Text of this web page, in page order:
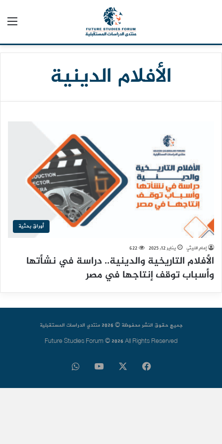
الأفلام الدينية
أوراق بحثية
إمام الليثي يناير 12, 2025 622
الأفلام التاريخية والدينية.. دراسة في نشأتها
وأسباب توقف إنتاجها في مصر
جميع حقوق النشر محفوظة © 2026 منتدي الدراسات المستقبلية
Future Studies Forum © 2026 All Rights Reserved
فيسبوك ‫YouTube